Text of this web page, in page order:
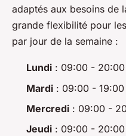
adaptés aux besoins de
grande flexibilité pour
par jour de la semaine :
Lundi : 09:00 - 20:00
Mardi : 09:00 - 19:00
Mercredi : 09:00 -
Jeudi : 09:00 - 20:00